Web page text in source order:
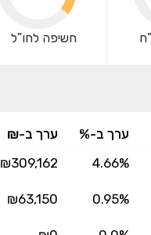
חשיפה לחו”ל
ערך ב-%
ערך ב-₪
4.66%
₪309,162
0.95%
₪63,150